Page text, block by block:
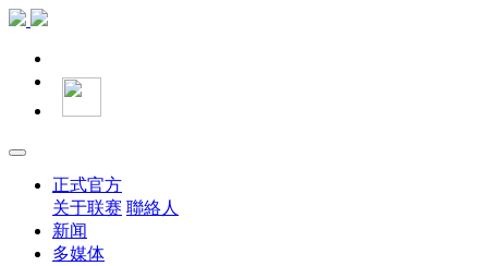
正式官方
关于联赛 聯絡人
新闻
多媒体